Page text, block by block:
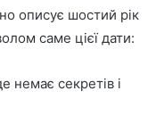
описує шостий рік
саме цієї дати:
немає секретів і